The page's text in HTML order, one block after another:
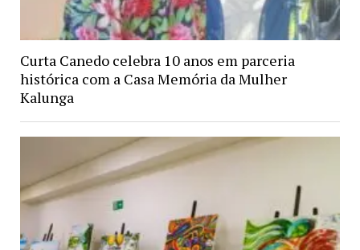
Curta Canedo celebra 10 anos em parceria
histórica com a Casa Memória da Mulher
Kalunga